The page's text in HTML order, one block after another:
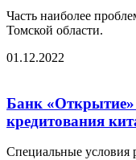
Часть наиболее
Томской области.
01.12.2022
Банк
кредитования
Специальные условия